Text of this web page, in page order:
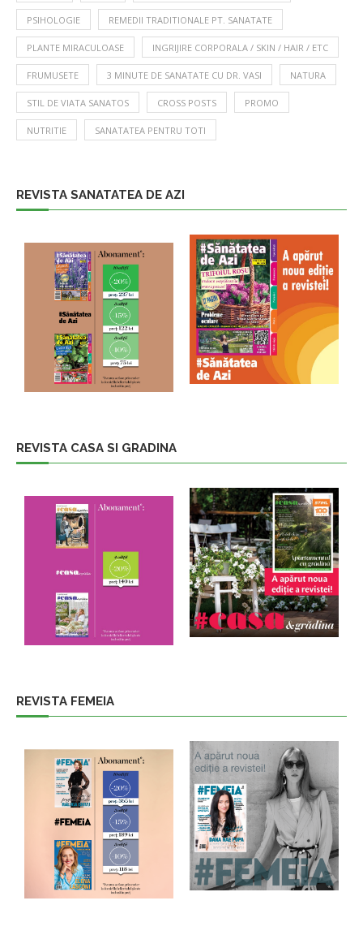
PSIHOLOGIE REMEDII TRADITIONALE PT. SANATATE
PLANTE MIRACULOASE INGRIJIRE CORPORALA / SKIN / HAIR / ETC
FRUMUSETE 3 MINUTE DE SANATATE CU DR. VASI NATURA
STIL DE VIATA SANATOS CROSS POSTS PROMO
NUTRITIE SANATATEA PENTRU TOTI
REVISTA SANATATEA DE AZI
REVISTA CASA SI GRADINA
REVISTA FEMEIA